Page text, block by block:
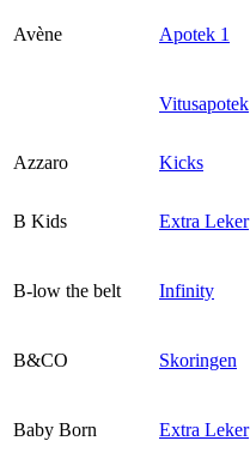
Avène Apotek 1
Vitusapotek
Azzaro
Kicks
B Kids Extra Leker
B-low the belt Infinity
B&CO Skoringen
Baby Born Extra Leker